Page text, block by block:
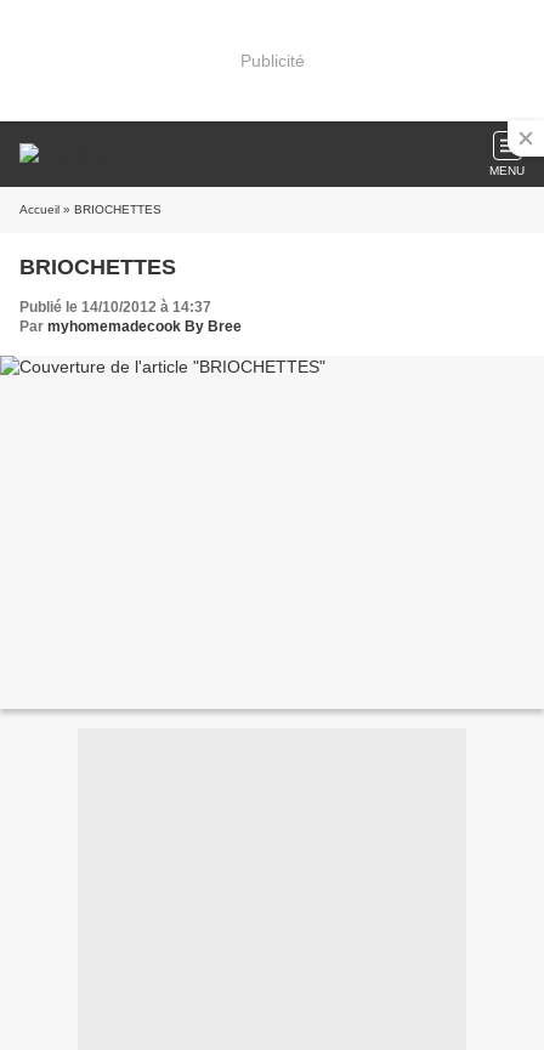
Publicité
MENU
Accueil » BRIOCHETTES
BRIOCHETTES
Publié le 14/10/2012 à 14:37
Par myhomemadecook By Bree